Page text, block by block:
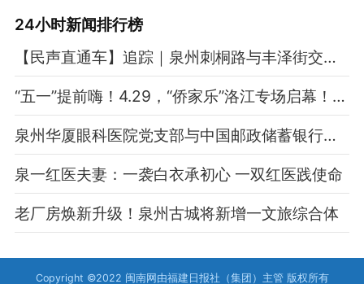
24小时新闻排行榜
【民声直通车】追踪｜泉州刺桐路与丰泽街交叉口止车石整改到位 骑行通行更顺畅
“五一”提前嗨！4.29，“侨家乐”洛江专场启幕！华侨农场大联欢！一站吃遍南洋，穿侨裳免费领福袋！
泉州华厦眼科医院党支部与中国邮政储蓄银行泉州市洛江支行支部委员会成功举行党建共建签约仪式
泉一红医夫妻：一袭白衣承初心 一双红医践使命
老厂房焕新升级！泉州古城将新增一文旅综合体
Copyright ©2022 闽南网由福建日报社（集团）主管 版权所有